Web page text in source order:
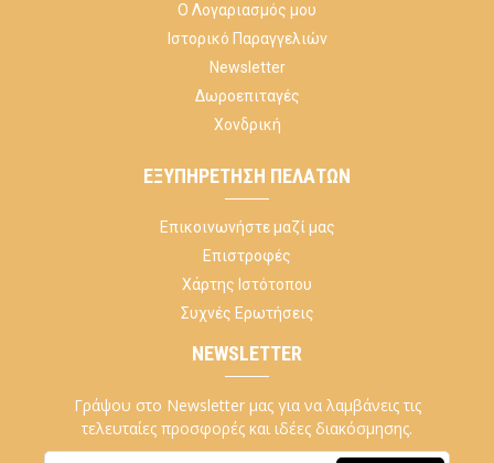
Ο Λογαριασμός μου
Ιστορικό Παραγγελιών
Newsletter
Δωροεπιταγές
Χονδρική
ΕΞΥΠΗΡΈΤΗΣΗ ΠΕΛΑΤΏΝ
Επικοινωνήστε μαζί μας
Επιστροφές
Χάρτης Ιστότοπου
Συχνές Ερωτήσεις
NEWSLETTER
Γράψου στο Newsletter μας για να λαμβάνεις τις
τελευταίες προσφορές και ιδέες διακόσμησης.